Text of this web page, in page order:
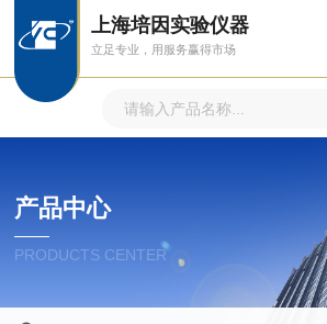
上海培因实验仪器
立足专业，用服务赢得市场
产品中心
PRODUCTS CENTER